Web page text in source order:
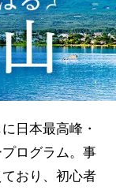
日本最高峰・
ログラム。事
おり、初心者